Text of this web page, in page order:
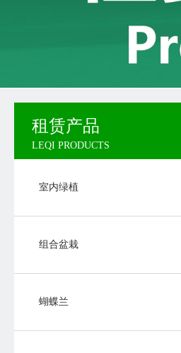
租赁产品
LEQI PRODUCTS
室内绿植
组合盆栽
蝴蝶兰